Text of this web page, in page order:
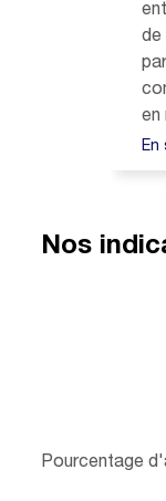
de
en
En
Nos
Pourcentage